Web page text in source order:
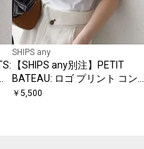
SHIPS any
【SHIPS any別注】PETIT
BATEAU: ロゴ プリント コンパ
クト TEE 26SS
￥ 5,500